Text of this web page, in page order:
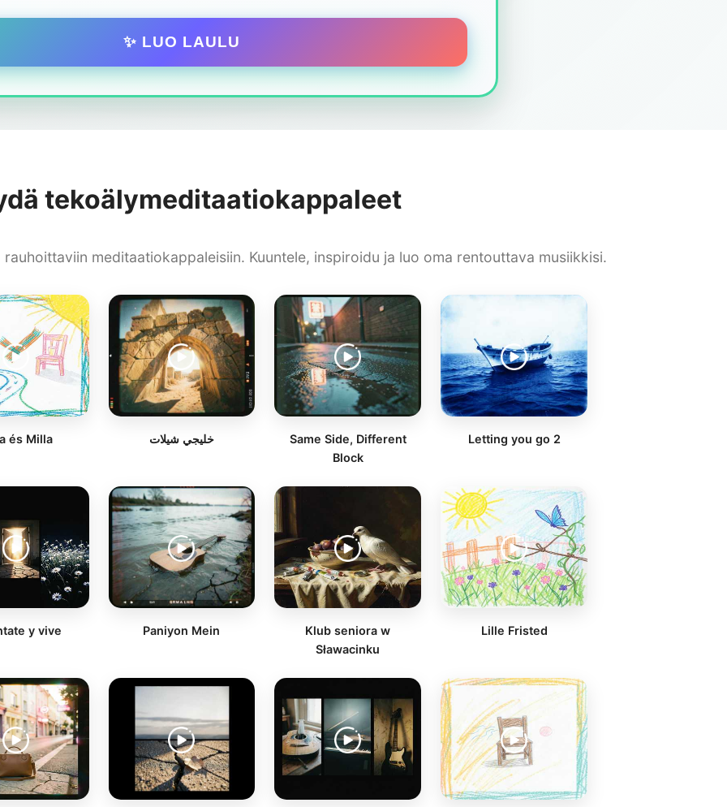
✨ LUO LAULU
tekoälymeditaatiokappaleet
meditaatiokappaleisiin. Kuuntele, inspiroidu ja luo oma rentouttava musiikkisi.
és Milla خليجي شيلات
Same Side, Different
Block
Letting you go 2
y vive Paniyon Mein
Klub seniora w
Sławacinku
Lille Fristed